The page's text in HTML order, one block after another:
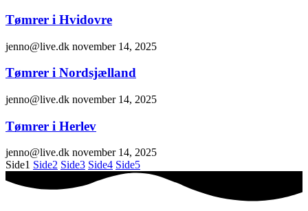
Tømrer i Hvidovre
jenno@live.dk november 14, 2025
Tømrer i Nordsjælland
jenno@live.dk november 14, 2025
Tømrer i Herlev
jenno@live.dk november 14, 2025
Side1 Side2 Side3 Side4 Side5